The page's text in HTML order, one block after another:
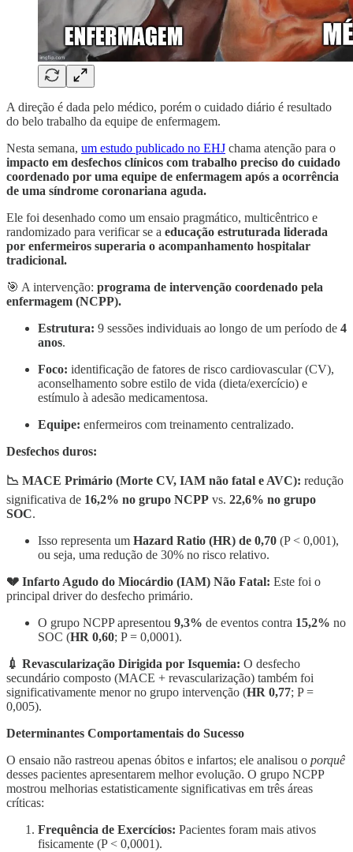
A direção é dada pelo médico, porém o cuidado diário é resultado
do belo trabalho da equipe de enfermagem.
Nesta semana, um estudo publicado no EHJ chama atenção para o
impacto em desfechos clínicos com trabalho preciso do cuidado
coordenado por uma equipe de enfermagem após a ocorrência
de uma síndrome coronariana aguda.
Ele foi desenhado como um ensaio pragmático, multicêntrico e
randomizado para verificar se a educação estruturada liderada
por enfermeiros superaria o acompanhamento hospitalar
tradicional.
🎯 A intervenção: programa de intervenção coordenado pela
enfermagem (NCPP).
Estrutura: 9 sessões individuais ao longo de um período de 4
anos.
Foco: identificação de fatores de risco cardiovascular (CV),
aconselhamento sobre estilo de vida (dieta/exercício) e
estímulo à adesão medicamentosa.
Equipe: enfermeiros com treinamento centralizado.
Desfechos duros:
📉 MACE Primário (Morte CV, IAM não fatal e AVC): redução
significativa de 16,2% no grupo NCPP vs. 22,6% no grupo
SOC.
Isso representa um Hazard Ratio (HR) de 0,70 (P < 0,001),
ou seja, uma redução de 30% no risco relativo.
💔 Infarto Agudo do Miocárdio (IAM) Não Fatal: Este foi o
principal driver do desfecho primário.
O grupo NCPP apresentou 9,3% de eventos contra 15,2% no
SOC (HR 0,60; P = 0,0001).
💉 Revascularização Dirigida por Isquemia: O desfecho
secundário composto (MACE + revascularização) também foi
significativamente menor no grupo intervenção (HR 0,77; P =
0,005).
Determinantes Comportamentais do Sucesso
O ensaio não rastreou apenas óbitos e infartos; ele analisou o porquê
desses pacientes apresentarem melhor evolução. O grupo NCPP
mostrou melhorias estatisticamente significativas em três áreas
críticas:
Frequência de Exercícios: Pacientes foram mais ativos
fisicamente (P < 0,0001).